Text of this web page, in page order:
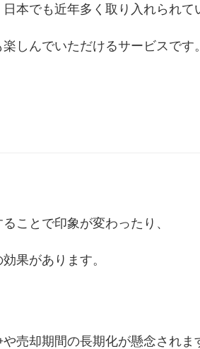
本でも近年多く取り入れられて
しんでいただけるサービスです
ことで印象が変わったり、
果があります。
売却期間の長期化が懸念されま